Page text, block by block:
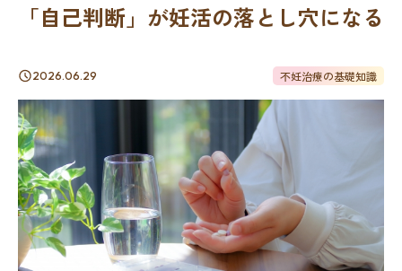
「自己判断」が妊活の落とし穴になる
2026.06.29 不妊治療の基礎知識